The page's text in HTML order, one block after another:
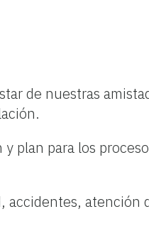
de nuestras
plan para los
accidentes, atención